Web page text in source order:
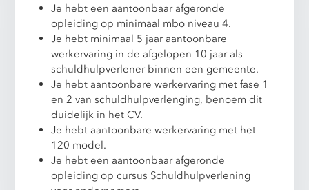
Je hebt een aantoonbaar afgeronde
opleiding op minimaal mbo niveau 4.
Je hebt minimaal 5 jaar aantoonbare
werkervaring in de afgelopen 10 jaar als
schuldhulpverlener binnen een gemeente.
Je hebt aantoonbare werkervaring met fase 1
en 2 van schuldhulpverlenging, benoem dit
duidelijk in het CV.
Je hebt aantoonbare werkervaring met het
120 model.
Je hebt een aantoonbaar afgeronde
opleiding op cursus Schuldhulpverlening